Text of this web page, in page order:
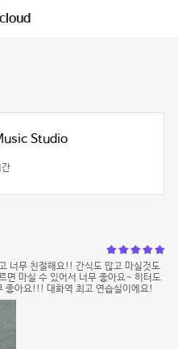
Studio
너무 친절해요!! 간식도 많고 마실것도
면 마실 수 있어서 너무 좋아요~ 히터도
좋아요!!! 대화역 최고 연습실이에요!